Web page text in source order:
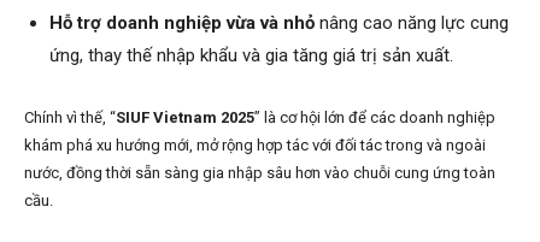
Hỗ trợ doanh nghiệp vừa và nhỏ nâng cao năng lực cung
ứng, thay thế nhập khẩu và gia tăng giá trị sản xuất.
Chính vì thế, “SIUF Vietnam 2025” là cơ hội lớn để các doanh nghiệp
khám phá xu hướng mới, mở rộng hợp tác với đối tác trong và ngoài
nước, đồng thời sẵn sàng gia nhập sâu hơn vào chuỗi cung ứng toàn
cầu.